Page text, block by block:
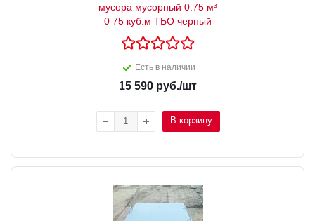
мусора мусорный 0.75 м³
0 75 куб.м ТБО черный
Есть в наличии
15 590 руб./шт
В корзину